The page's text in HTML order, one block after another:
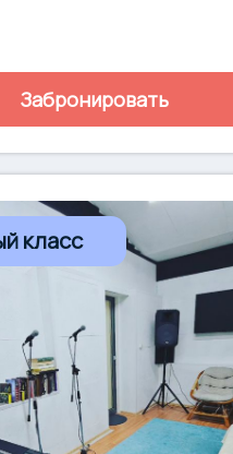
Lexicon с 32 пресетами и 3-
кнопкой TAP •
ламповый комбо Fender
по запросу • Басовый
• Полноразмерное
Забронировать
класс